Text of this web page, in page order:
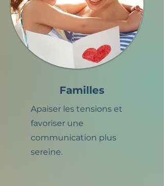
Familles
Apaiser les tensions et
favoriser une
communication plus
sereine.